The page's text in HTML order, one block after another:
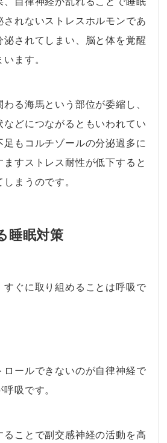
されないストレスホルモンであ
泌されてしまい、脳と体を覚醒
ます。
る海馬という部位が委縮し、
などにつながるともいわれてい
足もコルチゾールの分泌過多に
すストレス耐性が低下すると
まうのです。
睡眠対策
すぐに取り組めることは呼吸で
ロールできないのが自律神経で
吸です。
ることで副交感神経の活動を高